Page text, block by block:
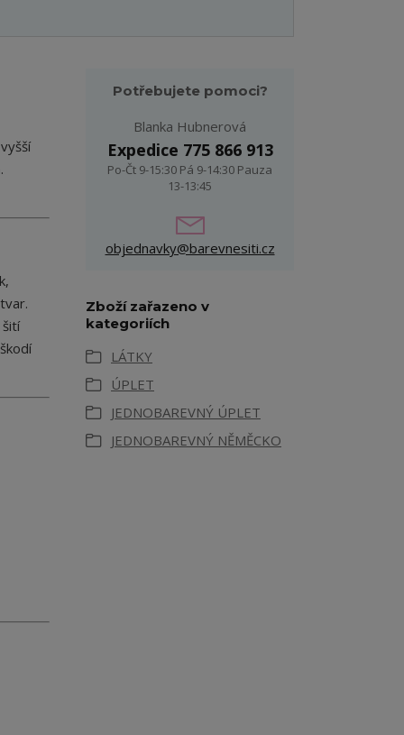
Potřebujete pomoci?
Blanka Hubnerová
Expedice 775 866 913
Po-Čt 9-15:30 Pá 9-14:30 Pauza
13-13:45
objednavky@barevnesiti.cz
Zboží zařazeno v
kategoriích
LÁTKY
ÚPLET
JEDNOBAREVNÝ ÚPLET
JEDNOBAREVNÝ NĚMĚCKO